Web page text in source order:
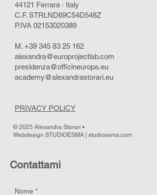
44121 Ferrara · Italy
C.F. STRLND69C54D548Z
P.IVA 02153020389
M. +39 345 83 25 162
alexandra@europrojectlab.com
presidenza@officineuropa.eu
academy@alexandrastorari.eu
PRIVACY POLICY
© 2025 Alexandra Storari •
Webdesign STUDIOESMA | studioesma.com
Contattami
Nome *